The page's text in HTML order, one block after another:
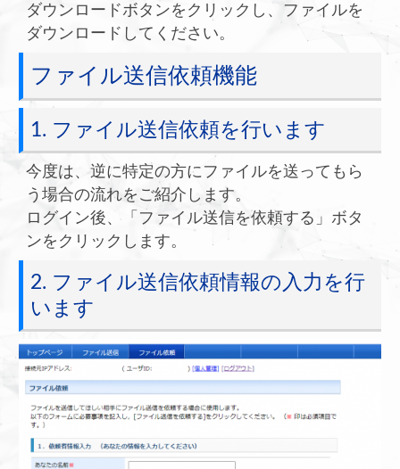
ダウンロードボタンをクリックし、ファイルを
ダウンロードしてください。
ファイル送信依頼機能
1. ファイル送信依頼を行います
今度は、逆に特定の方にファイルを送ってもら
う場合の流れをご紹介します。
ログイン後、「ファイル送信を依頼する」ボタ
ンをクリックします。
2. ファイル送信依頼情報の入力を行
います